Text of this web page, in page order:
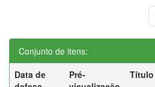
Conjunto de itens:
Data de
Pré-
Título